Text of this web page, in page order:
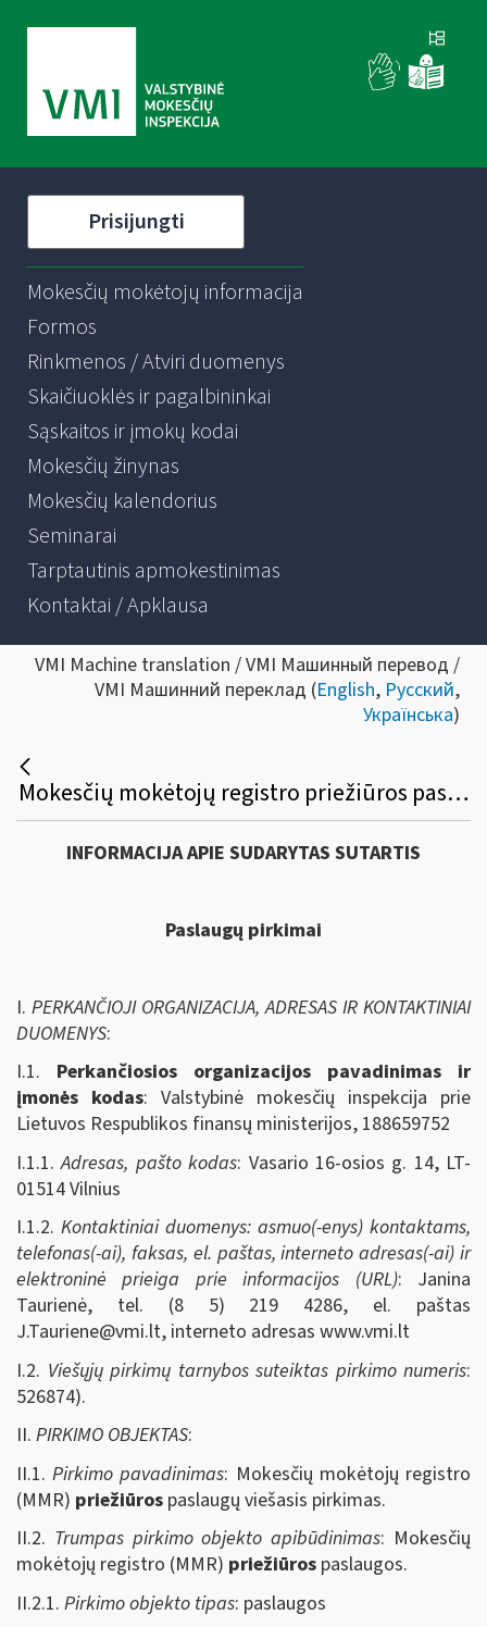
Prisijungti
Mokesčių mokėtojų informacija
Formos
Rinkmenos / Atviri duomenys
Skaičiuoklės ir pagalbininkai
Sąskaitos ir įmokų kodai
Mokesčių žinynas
Mokesčių kalendorius
Seminarai
Tarptautinis apmokestinimas
Kontaktai / Apklausa
VMI Machine translation / VMI Машинный перевод /
VMI Машинний переклад (English, Русский,
Українська)
Mokesčių mokėtojų registro priežiūros paslaugų viešasis pirkimas
INFORMACIJA APIE SUDARYTAS SUTARTIS
Paslaugų pirkimai
I. PERKANČIOJI ORGANIZACIJA, ADRESAS IR KONTAKTINIAI
DUOMENYS:
I.1. Perkančiosios organizacijos pavadinimas ir
įmonės kodas: Valstybinė mokesčių inspekcija prie
Lietuvos Respublikos finansų ministerijos, 188659752
I.1.1.Adresas, pašto kodas: Vasario 16-osios g. 14, LT-
01514 Vilnius
I.1.2. Kontaktiniai duomenys: asmuo(-enys) kontaktams,
telefonas(-ai), faksas, el. paštas, interneto adresas(-ai) ir
elektroninė prieiga prie informacijos (URL): Janina
Taurienė, tel. (8 5) 219 4286, el. paštas
J.Tauriene@vmi.lt, interneto adresas www.vmi.lt
I.2. Viešųjų pirkimų tarnybos suteiktas pirkimo numeris:
526874).
II. PIRKIMO OBJEKTAS:
II.1.Pirkimo pavadinimas: Mokesčių mokėtojų registro
(MMR) priežiūros paslaugų viešasis pirkimas.
II.2. Trumpas pirkimo objekto apibūdinimas: Mokesčių
mokėtojų registro (MMR) priežiūros paslaugos.
II.2.1. Pirkimo objekto tipas: paslaugos